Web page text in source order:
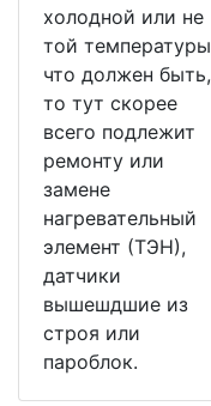
холодной или не
той температуры
что должен быть,
то тут скорее
всего подлежит
ремонту или
замене
нагревательный
элемент (ТЭН),
датчики
вышешдшие из
строя или
пароблок.